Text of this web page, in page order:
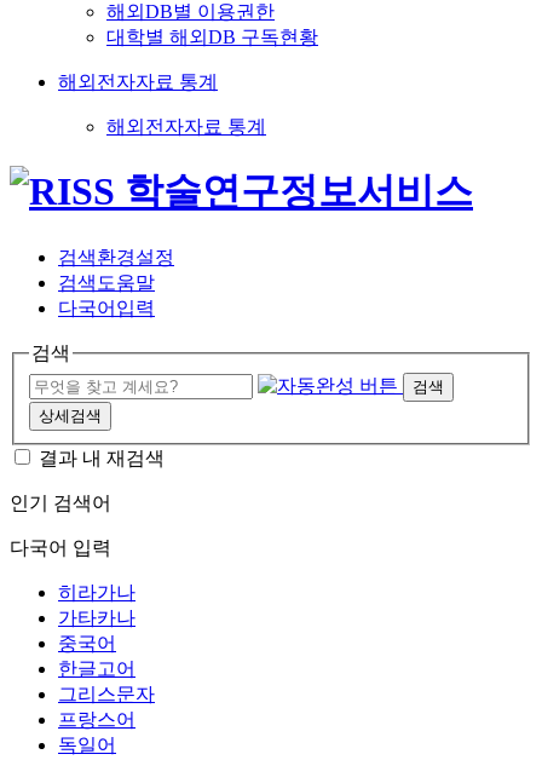
해외DB별 이용권한
대학별 해외DB 구독현황
해외전자자료 통계
해외전자자료 통계
검색환경설정
검색도움말
다국어입력
검색
검색
상세검색
결과 내 재검색
인기 검색어
다국어 입력
히라가나
가타카나
중국어
한글고어
그리스문자
프랑스어
독일어